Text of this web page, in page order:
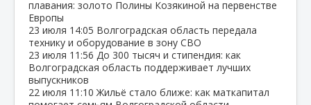
плавания: золото Полины Козякиной на первенстве
Европы
23 июля 14:05 Волгоградская область передала
технику и оборудование в зону СВО
23 июля 11:56 До 300 тысяч и стипендия: как
Волгоградская область поддерживает лучших
выпускников
22 июля 11:10 Жильё стало ближе: как маткапитал